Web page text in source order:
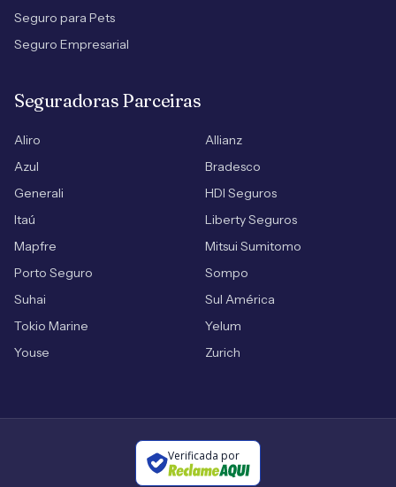
Seguro para Pets
Seguro Empresarial
Seguradoras Parceiras
Aliro
Allianz
Azul
Bradesco
Generali
HDI Seguros
Itaú
Liberty Seguros
Mapfre
Mitsui Sumitomo
Porto Seguro
Sompo
Suhai
Sul América
Tokio Marine
Yelum
Youse
Zurich
Verificada por